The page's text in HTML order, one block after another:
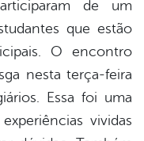
de um
que estão
O encontro
nesta terça-feira
Essa foi uma
vividas